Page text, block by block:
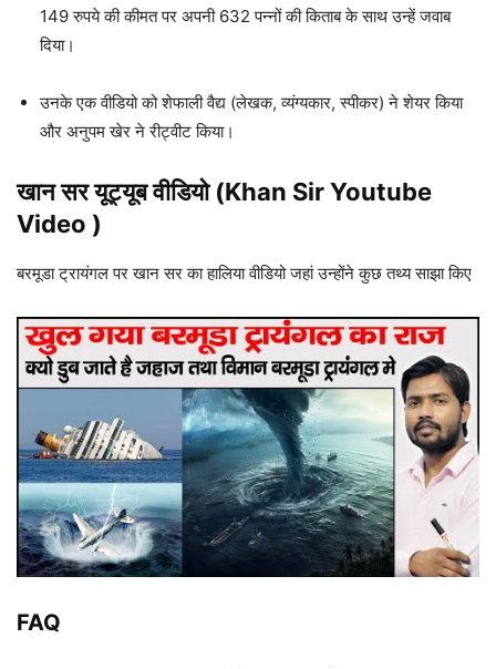
149 रुपये की कीमत पर अपनी 632 पन्नों की किताब के साथ उन्हें जवाब
दिया।
उनके एक वीडियो को शेफाली वैद्य (लेखक, व्यंग्यकार, स्पीकर) ने शेयर किया
और अनुपम खेर ने रीट्वीट किया।
खान सर यूट्यूब वीडियो (Khan Sir Youtube
Video )
बरमूडा ट्रायंगल पर खान सर का हालिया वीडियो जहां उन्होंने कुछ तथ्य साझा किए
FAQ